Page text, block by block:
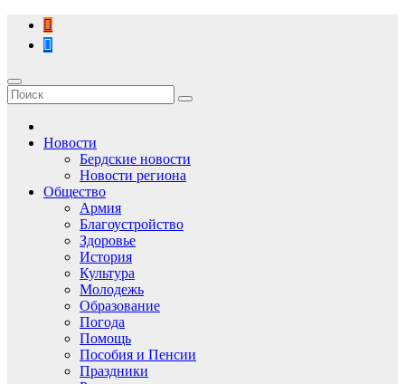
Перейти
содержимому
Новости
Бердские новости
Новости региона
Общество
Армия
Благоустройство
Здоровье
История
Культура
Молодежь
Образование
Погода
Помощь
Пособия и Пенсии
Праздники